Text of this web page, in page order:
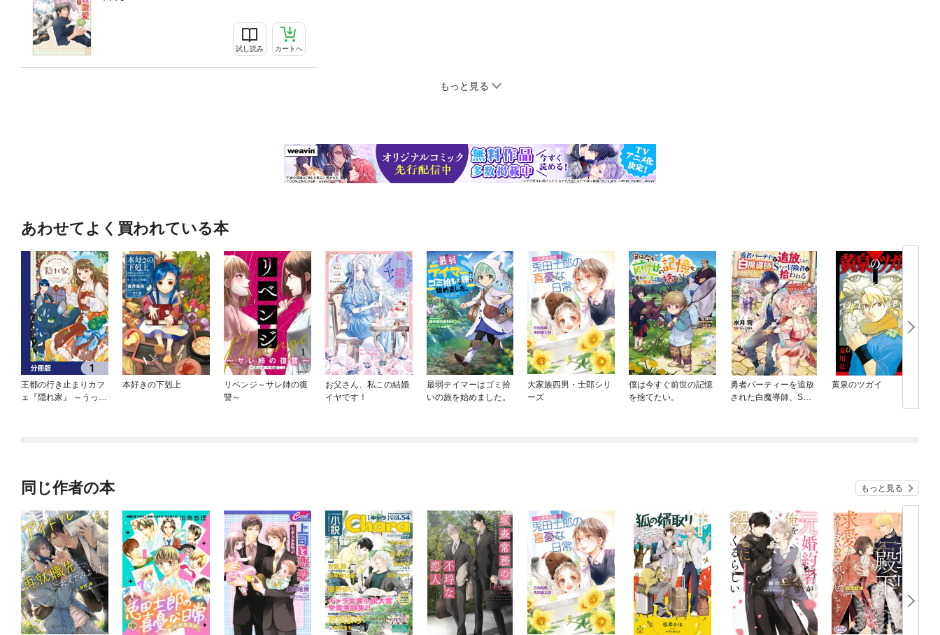
試し読み カートへ
もっと見る
あわせてよく買われている本
王都の行き止まりカフ
ェ『隠れ家』 ～うっか
本好きの下剋上
リベンジ～サレ姉の復
讐～
お父さん、私この結婚
イヤです！
最弱テイマーはゴミ拾
いの旅を始めました。
大家族四男・士郎シリ
ーズ
僕は今すぐ前世の記憶
を捨てたい。
勇者パーティーを追放
された白魔導師、Sラ
黄泉のツガイ
同じ作者の本 もっと見る